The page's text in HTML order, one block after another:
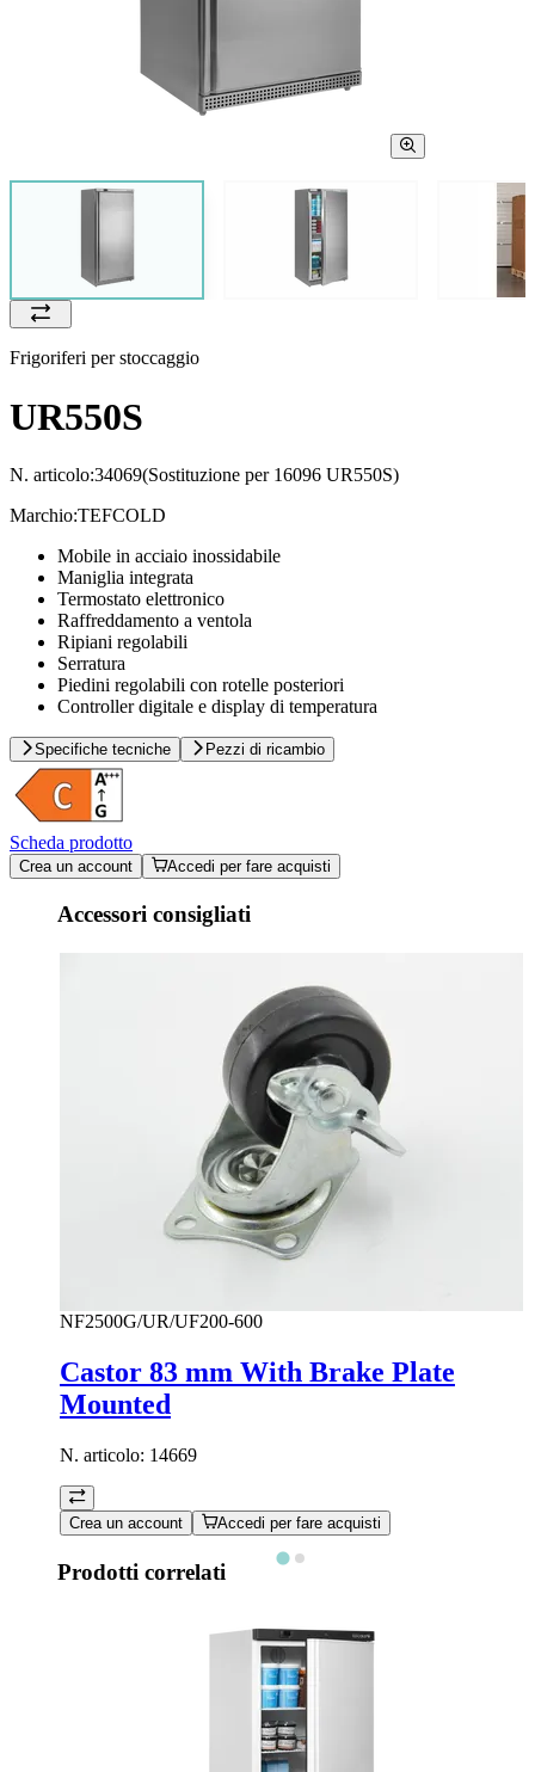
Frigoriferi per stoccaggio
UR550S
N. articolo:34069(Sostituzione per 16096 UR550S)
Marchio:TEFCOLD
Mobile in acciaio inossidabile
Maniglia integrata
Termostato elettronico
Raffreddamento a ventola
Ripiani regolabili
Serratura
Piedini regolabili con rotelle posteriori
Controller digitale e display di temperatura
Specifiche tecniche Pezzi di ricambio
Scheda prodotto
Crea un account Accedi per fare acquisti
Accessori consigliati
NF2500G/UR/UF200-600
Castor 83 mm With Brake Plate
Mounted
N. articolo: 14669
Crea un account Accedi per fare acquisti
Prodotti correlati